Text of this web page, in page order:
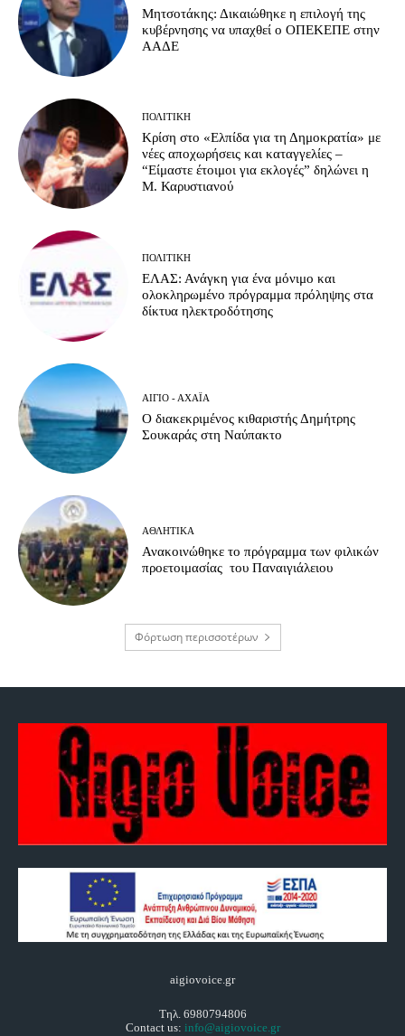
Μητσοτάκης: Δικαιώθηκε η επιλογή της
κυβέρνησης να υπαχθεί ο ΟΠΕΚΕΠΕ στην
ΑΑΔΕ
ΠΟΛΙΤΙΚΉ
Κρίση στο «Ελπίδα για τη Δημοκρατία» με
νέες αποχωρήσεις και καταγγελίες –
“Είμαστε έτοιμοι για εκλογές” δηλώνει η
Μ. Καρυστιανού
ΠΟΛΙΤΙΚΉ
ΕΛΑΣ: Ανάγκη για ένα μόνιμο και
ολοκληρωμένο πρόγραμμα πρόληψης στα
δίκτυα ηλεκτροδότησης
ΑΊΓΙΟ - ΑΧΑΪ́Α
Ο διακεκριμένος κιθαριστής Δημήτρης
Σουκαράς στη Ναύπακτο
ΑΘΛΗΤΙΚΆ
Ανακοινώθηκε το πρόγραμμα των φιλικών
προετοιμασίας του Παναιγιάλειου
Φόρτωση περισσοτέρων
aigiovoice.gr
Τηλ. 6980794806
Contact us: info@aigiovoice.gr